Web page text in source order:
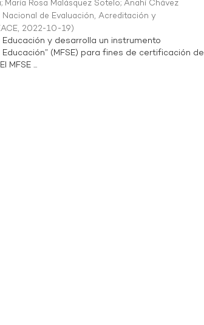
; María Rosa Malásquez Sotelo;Anahí Chávez
Nacional de Evaluación, Acreditación y
, 2022-10-19)
y desarrolla un instrumento
(MFSE) para fines de certificación de
...